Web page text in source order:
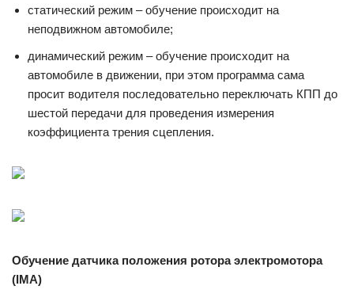
статический режим – обучение происходит на
неподвижном автомобиле;
динамический режим – обучение происходит на
автомобиле в движении, при этом программа сама
просит водителя последовательно переключать КПП до
шестой передачи для проведения измерения
коэффициента трения сцепления.
Обучение датчика положения ротора электромотора
(IMA)